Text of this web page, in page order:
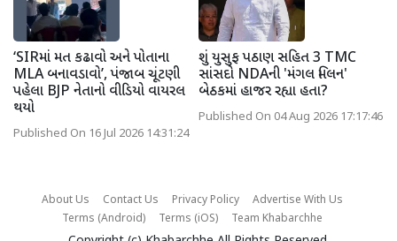
‘SIRમાં મત કઢાવો અને પોતાના
MLA બનાવડાવો’, પંજાબ ચૂંટણી
પહેલા BJP નેતાનો વીડિયો વાયરલ
થયો
Published On 16 Jul 2026 14:31:24
શું યુસુફ પઠાણ સહિત 3 TMC
સાંસદો NDAની 'મંગલ મિલન'
બેઠકમાં હાજર રહ્યા હતા?
Published On 04 Aug 2026 17:17:46
About Us Contact Us Privacy Policy
Advertise With Us
Terms (Android)
Terms (iOS) Team Khabarchhe